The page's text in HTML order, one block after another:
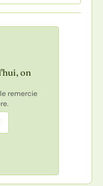
on
remercie